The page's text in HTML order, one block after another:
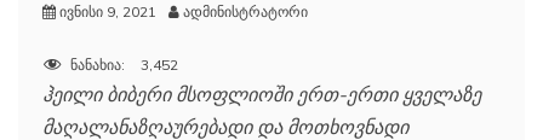
ივნისი 9, 2021 ადმინისტრატორი
ნანახია: 3,452
ჰეილი ბიბერი მსოფლიოში ერთ-ერთი ყველაზე
მაღალანაზღაურებადი და მოთხოვნადი